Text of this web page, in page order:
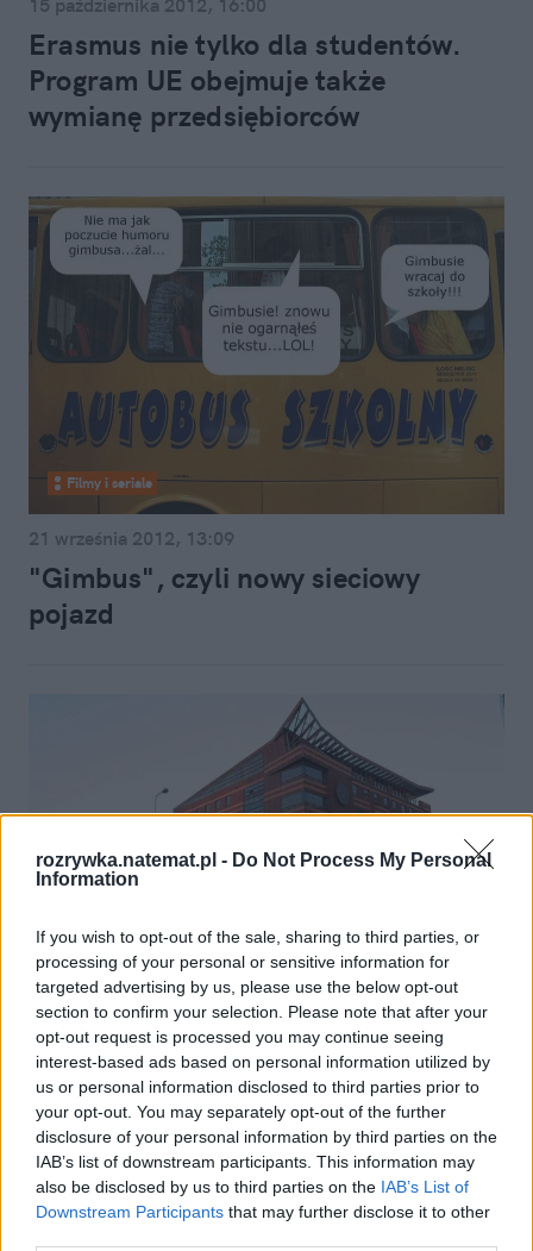
rozrywka.natemat.pl - Do Not Process My Personal
Information
If you wish to opt-out of the sale, sharing to third parties, or
processing of your personal or sensitive information for
targeted advertising by us, please use the below opt-out
section to confirm your selection. Please note that after your
opt-out request is processed you may continue seeing
interest-based ads based on personal information utilized by
us or personal information disclosed to third parties prior to
your opt-out. You may separately opt-out of the further
disclosure of your personal information by third parties on the
IAB’s list of downstream participants. This information may
also be disclosed by us to third parties on the IAB’s List of
Downstream Participants that may further disclose it to other
15 października 2012, 16:00
Erasmus nie tylko dla studentów.
Program UE obejmuje także
wymianę przedsiębiorców
Filmy i seriale
21 września 2012, 13:09
"Gimbus", czyli nowy sieciowy
pojazd
Filmy i seriale
31 sierpnia 2012, 18:01
Kształcą ekonomistów, a sami są na
minusie. Szkoła Główna Handlowa z
problemami finansowymi